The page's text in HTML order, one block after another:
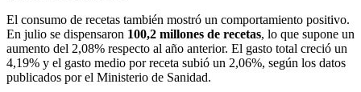
El consumo de recetas también mostró un comportamiento positivo.
En julio se dispensaron 100,2 millones de recetas, lo que supone un
aumento del 2,08% respecto al año anterior. El gasto total creció un
4,19% y el gasto medio por receta subió un 2,06%, según los datos
publicados por el Ministerio de Sanidad.